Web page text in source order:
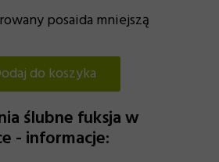
do koszyka
posaida mniejszą
ślubne fuksja w
- informacje: